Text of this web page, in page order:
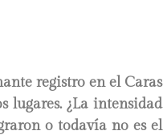
registro en el Caras
lugares. ¿La intensidad
o todavía no es el